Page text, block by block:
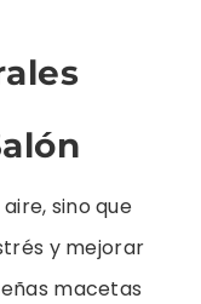
sino que
y mejorar
macetas